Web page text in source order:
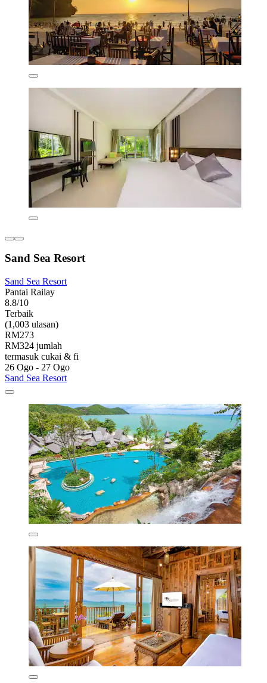
Sand Sea Resort
Sand Sea Resort
Pantai Railay
8.8/10
Terbaik
(1,003 ulasan)
RM273
RM324 jumlah
termasuk cukai & fi
26 Ogo - 27 Ogo
Sand Sea Resort